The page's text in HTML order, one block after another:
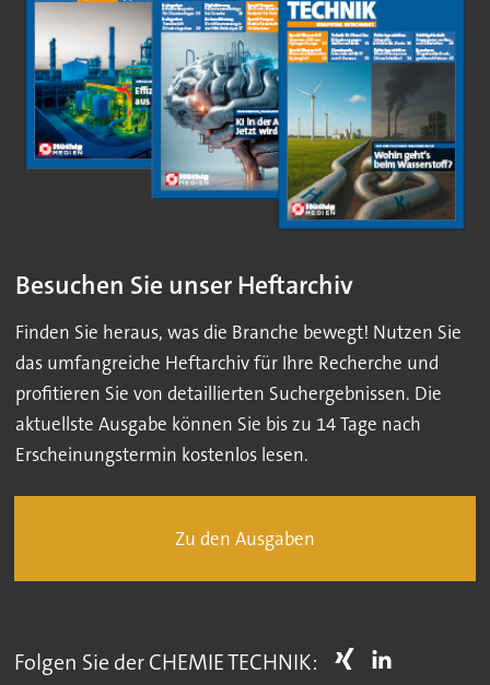
Besuchen Sie unser Heftarchiv
Finden Sie heraus, was die Branche bewegt! Nutzen Sie
das umfangreiche Heftarchiv für Ihre Recherche und
profitieren Sie von detaillierten Suchergebnissen. Die
aktuellste Ausgabe können Sie bis zu 14 Tage nach
Erscheinungstermin kostenlos lesen.
Zu den Ausgaben
Folgen Sie der CHEMIE TECHNIK: